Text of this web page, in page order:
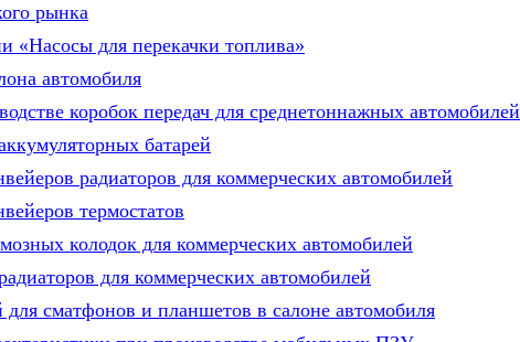
рынка
«Насосы для перекачки топлива»
автомобиля
коробок передач для среднетоннажных автомобилей
батарей
радиаторов для коммерческих автомобилей
термостатов
колодок для коммерческих автомобилей
для коммерческих автомобилей
сматфонов и планшетов в салоне автомобиля